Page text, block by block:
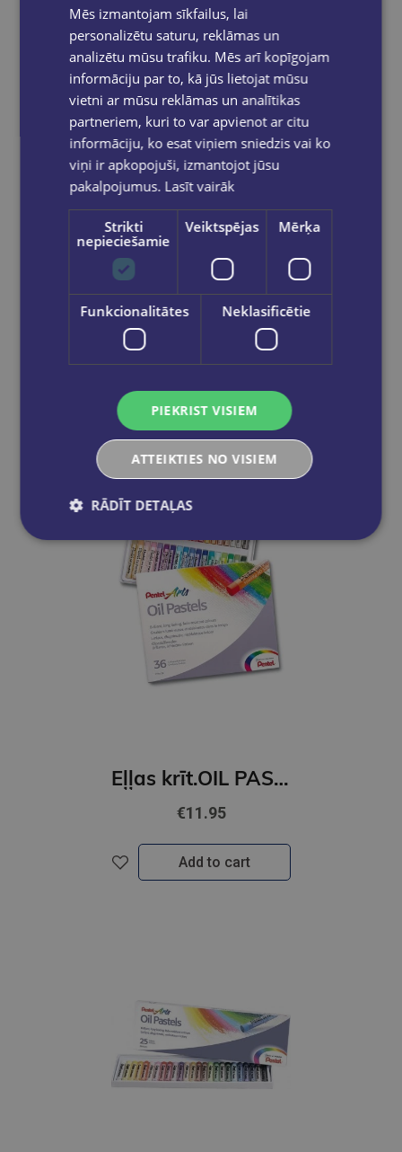
Eļļas krīt.oil pastels 50-kr
Eļļas krīt.OIL PASTELS 36-kr
€11.95
Add to cart
Mēs izmantojam sīkfailus, lai
personalizētu saturu, reklāmas un
analizētu mūsu trafiku. Mēs arī kopīgojam
informāciju par to, kā jūs lietojat mūsu
vietni ar mūsu reklāmas un analītikas
partneriem, kuri to var apvienot ar citu
informāciju, ko esat viņiem sniedzis vai ko
viņi ir apkopojuši, izmantojot jūsu
pakalpojumus. Lasīt vairāk
Strikti
nepieciešamie
Veiktspējas Mērķa
Funkcionalitātes Neklasificētie
PIEKRIST VISIEM
ATTEIKTIES NO VISIEM
RĀDĪT DETAĻAS